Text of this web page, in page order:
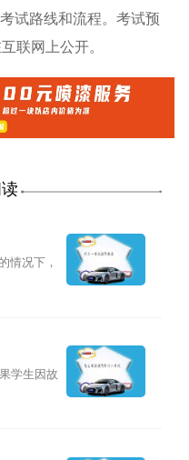
试路线和流程。考试预
联网上公开。
情况下，
学生因故